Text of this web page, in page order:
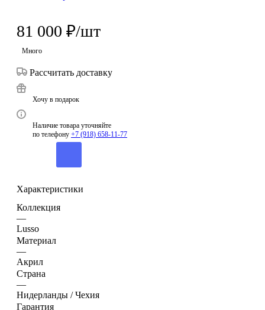
81 000₽/шт
Много
Хочу в подарок
Наличие товара уточняйте
Характеристики
Коллекция
—
Lusso
Материал
—
Акрил